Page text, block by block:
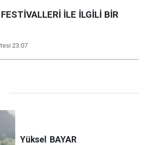
İLE İLGİLİ BİR
23:07
Yüksel BAYAR